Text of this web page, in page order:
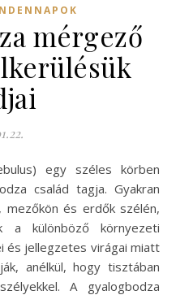
mérgező
család tagja. Gyakran
mezőkön és erdők szélén,
a különböző környezeti
és jellegzetes virágai miatt
anélkül, hogy tisztában
A gyalogbodza